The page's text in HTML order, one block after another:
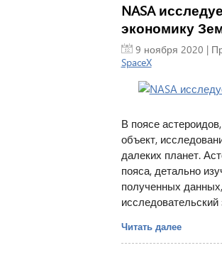
NASA
экономику
9 ноября 2020 |
SpaceX
В поясе
объект,
далеких планет.
пояса, детально
полученных
Читать далее